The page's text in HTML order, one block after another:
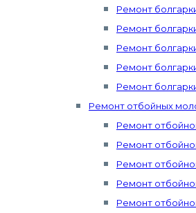
Ремонт
Ремонт болгарки
Ремонт
Ремонт
Ремонт
Ремонт отбойных
Ремонт
Ремонт
Ремонт
Ремонт
Ремонт